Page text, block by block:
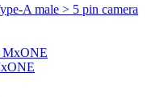
A male > 5 pin camera